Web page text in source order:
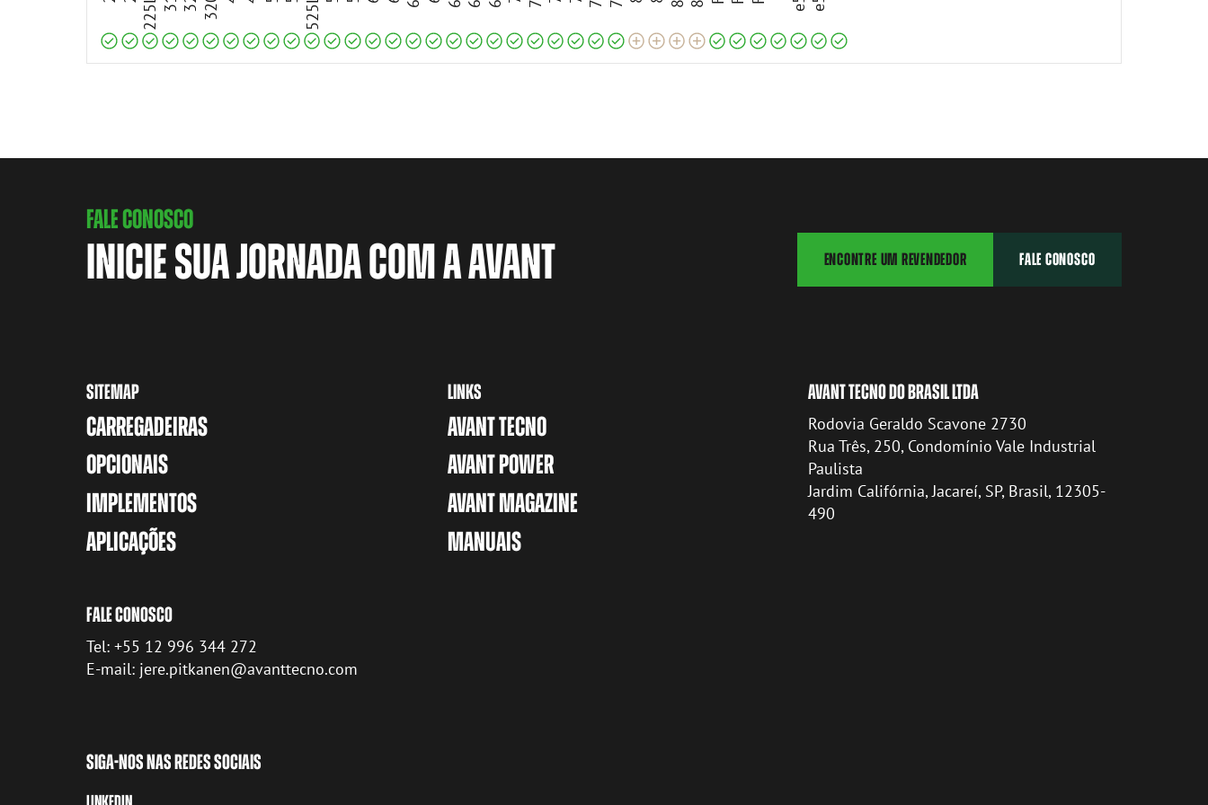
FALE CONOSCO
INICIE SUA JORNADA COM A AVANT ENCONTRE UM REVENDEDOR FALE CONOSCO
SITEMAP
CARREGADEIRAS
OPCIONAIS
IMPLEMENTOS
APLICAÇÕES
LINKS
AVANT TECNO
AVANT POWER
AVANT MAGAZINE
MANUAIS
AVANT TECNO DO BRASIL LTDA
Rodovia Geraldo Scavone 2730
Rua Três, 250, Condomínio Vale Industrial
Paulista
Jardim Califórnia, Jacareí, SP, Brasil, 12305-
490
FALE CONOSCO
Tel: +55 12 996 344 272
E-mail: jere.pitkanen@avanttecno.com
SIGA-NOS NAS REDES SOCIAIS